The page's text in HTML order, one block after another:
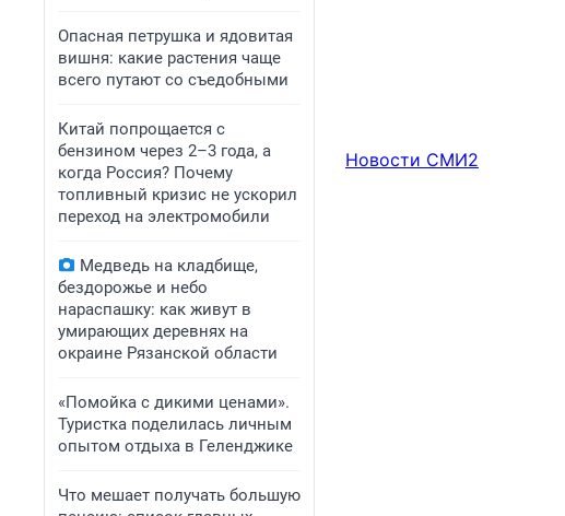
Опасная петрушка и ядовитая
вишня: какие растения чаще
всего путают со съедобными
Китай попрощается с
бензином через 2–3 года, а
когда Россия? Почему
топливный кризис не ускорил
переход на электромобили
Медведь на кладбище,
бездорожье и небо
нараспашку: как живут в
умирающих деревнях на
окраине Рязанской области
«Помойка с дикими ценами».
Туристка поделилась личным
опытом отдыха в Геленджике
Что мешает получать большую
Новости СМИ2